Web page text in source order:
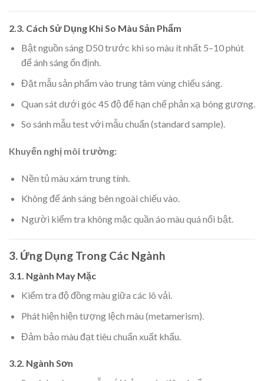
2.3. Cách Sử Dụng Khi So Màu Sản Phẩm
Bật nguồn sáng D50 trước khi so màu ít nhất 5–10 phút
để ánh sáng ổn định.
Đặt mẫu sản phẩm vào trung tâm vùng chiếu sáng.
Quan sát dưới góc 45 độ để hạn chế phản xạ bóng gương.
So sánh mẫu test với mẫu chuẩn (standard sample).
Khuyến nghị môi trường:
Nền tủ màu xám trung tính.
Không để ánh sáng bên ngoài chiếu vào.
Người kiểm tra không mặc quần áo màu quá nổi bật.
3. Ứng Dụng Trong Các Ngành
3.1. Ngành May Mặc
Kiểm tra độ đồng màu giữa các lô vải.
Phát hiện hiện tượng lệch màu (metamerism).
Đảm bảo màu đạt tiêu chuẩn xuất khẩu.
3.2. Ngành Sơn